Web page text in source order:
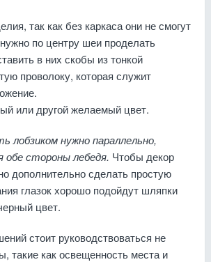
так как без каркаса они не смогут
по центру шеи проделать
в них скобы из тонкой
проволоку, которая служит
или другой желаемый цвет.
лобзиком нужно параллельно,
обе стороны лебедя. Чтобы декор
дополнительно сделать простую
глазок хорошо подойдут шляпки
цвет.
стоит руководствоваться не
такие как освещенность места и